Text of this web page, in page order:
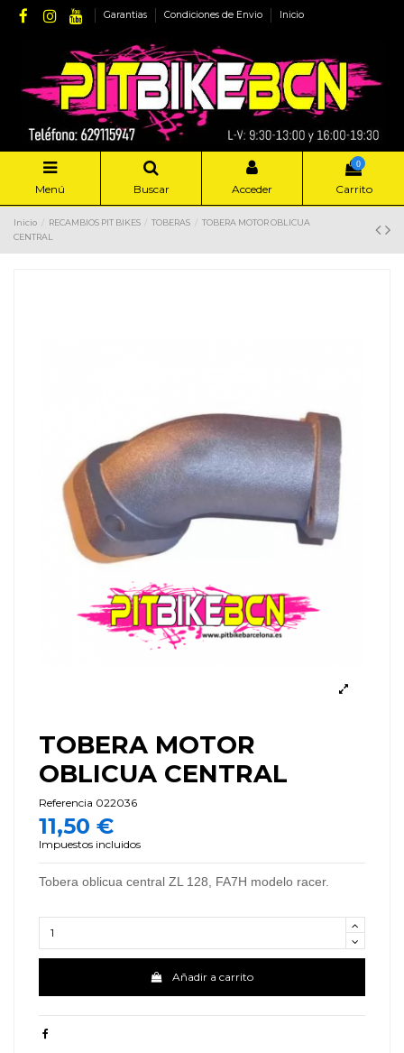
Garantias Condiciones de Envio Inicio
Menú Buscar Acceder
0
Carrito
Inicio RECAMBIOS PIT BIKES TOBERAS
TOBERA MOTOR OBLICUA
CENTRAL
TOBERA MOTOR
OBLICUA CENTRAL
Referencia 022036
11,50 €
Impuestos incluidos
Tobera oblicua central ZL 128, FA7H modelo racer.
Añadir a carrito